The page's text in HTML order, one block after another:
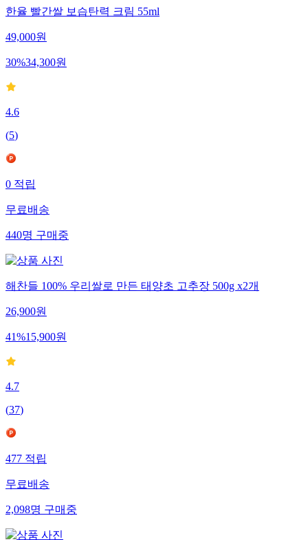
한율 빨간쌀 보습탄력 크림 55ml
49,000원
30%34,300원
4.6
(5)
0적립
무료배송
440명구매중
해찬들 100% 우리쌀로 만든 태양초 고추장 500g x2개
26,900원
41%15,900원
4.7
(37)
477적립
무료배송
2,098명구매중